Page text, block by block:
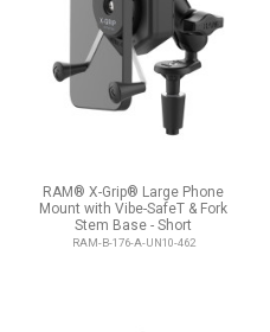
RAM® X-Grip® Large Phone
Mount with Vibe-SafeT & Fork
Stem Base - Short
RAM-B-176-A-UN10-462